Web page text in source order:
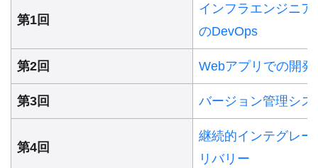
第1回
インフラエンジニア
のDevOps
第2回 Webアプリでの開発
第3回 バージョン管理シス
第4回
継続的インテグレー
リバリー